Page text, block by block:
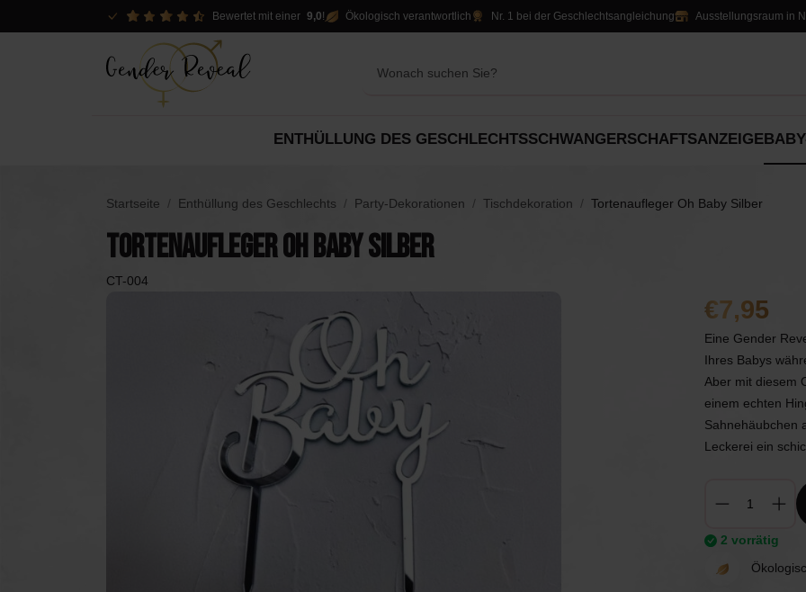
Bewertet mit einer 9,0! Ökologisch verantwortlich Nr. 1 bei der Geschlechtsangleichung Ausstellungsraum in
ENTHÜLLUNG DES GESCHLECHTS
Optionen aufdecken
Pakete
Pulverkanonen
Feuerlöschgeräte
Sport
Piñatas
Kuchen
Feuerwerk
Party-Dekorationen
SCHWANGERSCHAFTSANZEIGE
Pakete
Pakete
Dekoration
Luftballons
Einladungen & Schilder
Spiele
Alles für
Mädchen
Dekorationen Geschenke Tischdekoration
Startseite Enthüllung des Geschlechts Party-Dekorationen Tischdekoration Tortenaufleger Oh Baby Silber
Tortenaufleger Oh Baby Silber
CT-004
7,95
Eine Gender
Ihres Babys
Aber mit diesem
einem echten
Sahnehäubchen
Leckerei ein
2 vorrätig